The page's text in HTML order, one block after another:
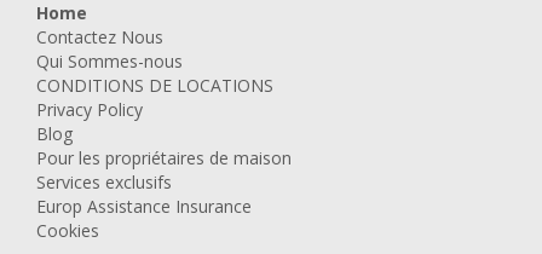
Home
Contactez Nous
Qui Sommes-nous
CONDITIONS DE LOCATIONS
Privacy Policy
Blog
Pour les propriétaires de maison
Services exclusifs
Europ Assistance Insurance
Cookies